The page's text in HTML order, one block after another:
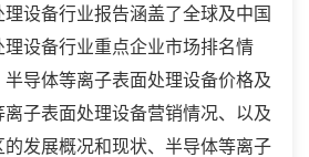
设备行业报告涵盖了全球及中国
设备行业重点企业市场排名情
导体等离子表面处理设备价格及
子表面处理设备营销情况、以及
发展概况和现状、半导体等离子